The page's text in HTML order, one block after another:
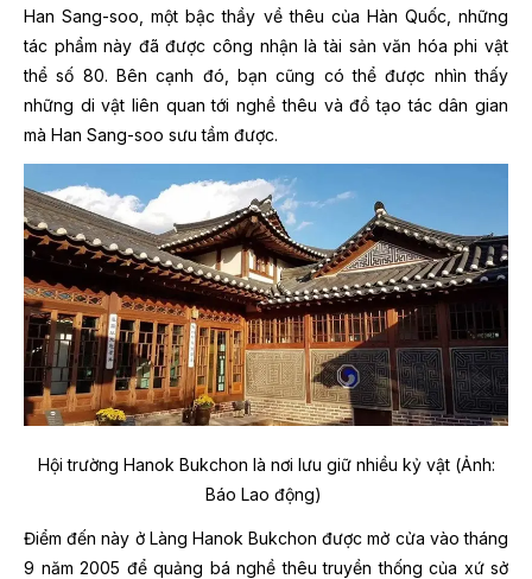
Han Sang-soo, một bậc thầy về thêu của Hàn Quốc, những
tác phẩm này đã được công nhận là tài sản văn hóa phi vật
thể số 80. Bên cạnh đó, bạn cũng có thể được nhìn thấy
những di vật liên quan tới nghề thêu và đồ tạo tác dân gian
mà Han Sang-soo sưu tầm được.
Hội trường Hanok Bukchon là nơi lưu giữ nhiều kỷ vật (Ảnh:
Báo Lao động)
Điểm đến này ở Làng Hanok Bukchon được mở cửa vào tháng
9 năm 2005 để quảng bá nghề thêu truyền thống của xứ sở